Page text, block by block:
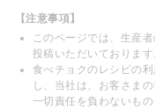
【注意事項】
このページでは、生産
投稿いただいております
食べチョクのレシピの
し、当社は、お客さま
一切責任を負わないもの